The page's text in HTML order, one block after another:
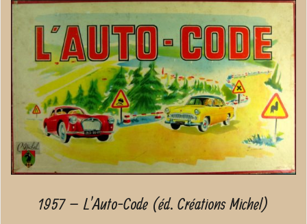
1957 – L’Auto-Code (éd. Créations Michel)